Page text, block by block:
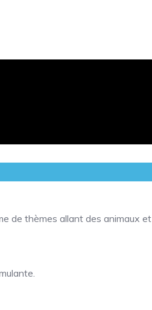
de thèmes allant des animaux